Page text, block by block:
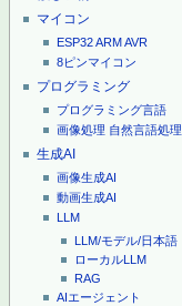
マイコン
ESP32ARMAVR
8ピンマイコン
プログラミング
プログラミング言語
画像処理 自然言語処理
生成AI
画像生成AI
動画生成AI
LLM
LLM/モデル/日本語
ローカルLLM
RAG
AIエージェント